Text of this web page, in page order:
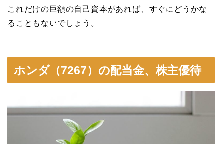
これだけの巨額の自己資本があれば、すぐにどうかな
ることもないでしょう。
ホンダ（7267）の配当金、株主優待